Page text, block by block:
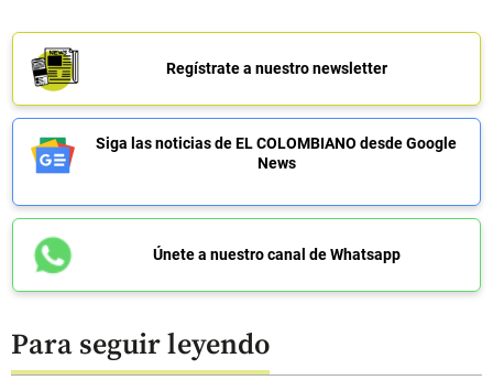
Regístrate a nuestro newsletter
Siga las noticias de EL COLOMBIANO desde Google
News
Únete a nuestro canal de Whatsapp
Para seguir leyendo